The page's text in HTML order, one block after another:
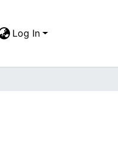
Log In